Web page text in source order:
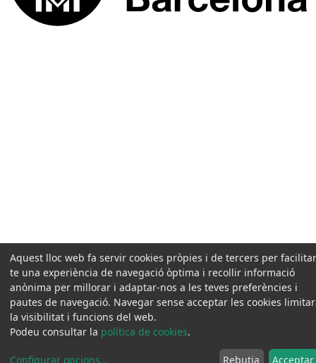
Aquest lloc web fa servir cookies pròpies i de tercers per
te una experiència de navegació òptima i recollir informació
anònima per millorar i adaptar-nos a les teves preferències i
pautes de navegació. Navegar sense acceptar les cookies
la visibilitat i funcions del web.
Podeu consultar la política de cookies.
Configurar opcions... Rebutja Acceptar